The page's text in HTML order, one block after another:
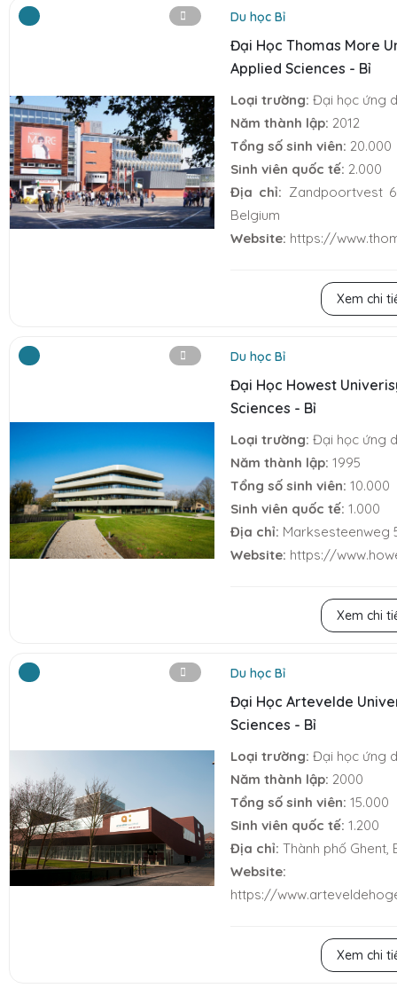
Du học Bỉ
Đại Học Thomas More
Applied Sciences - Bỉ
Loại trường:Đại học ứng
Năm thành lập: 2012
Tổng số sinh viên: 20.000
Sinh viên quốc tế: 2.000
Địa chỉ: Zandpoortvest
Belgium
Website: https://
Xem chi
Du học Bỉ
Đại Học Howest
Sciences - Bỉ
Loại trường: Đại học ứng
Năm thành lập: 1995
Tổng số sinh viên: 10.000
Sinh viên quốc tế: 1.000
Địa chỉ:
Website: https://
Xem chi
Du học Bỉ
Đại Học Artevelde
Sciences - Bỉ
Loại trường: Đại học ứng
Năm thành lập: 2000
Tổng số sinh viên: 15.000
Sinh viên quốc tế: 1.200
Địa chỉ: Thành phố Ghent,
Website:
https://
Xem chi